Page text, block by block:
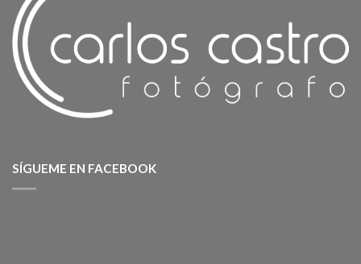
SÍGUEME EN FACEBOOK